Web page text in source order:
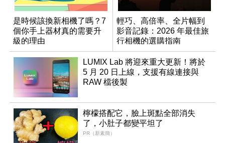
是時候該換新相機了嗎？7
個你手上器材真的需要升
級的理由
輕巧、高倍率、全片幅到
影音記錄：2026 年最佳旅
行相機的選購指南
LUMIX Lab 將迎來重大更新！將於
5 月 20 日上線，支援有線連接與
RAW 檔後製
檸檬搭配它，臉上斑點全部消失
了，小肚子都變平坦了
PR（新素簡）